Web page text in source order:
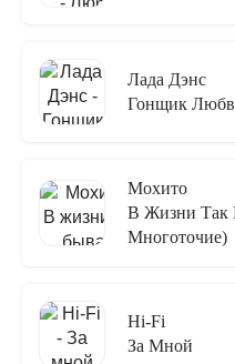
Лада Дэнс
Гонщик
Мохито
В Жизни Так
Многоточие)
Hi-Fi
За Мной